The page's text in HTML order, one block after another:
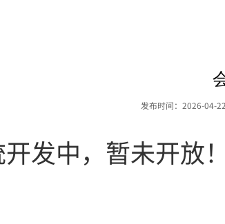
发布时间：2026-04-22
发中，暂未开放！